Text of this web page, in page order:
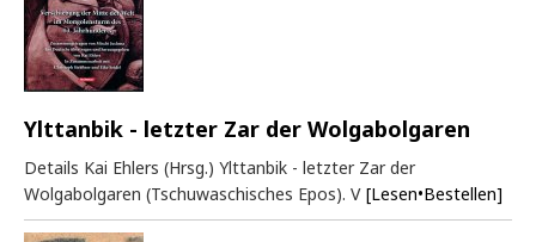
Ylttanbik - letzter Zar der Wolgabolgaren
Details Kai Ehlers (Hrsg.) Ylttanbik - letzter Zar der
Wolgabolgaren (Tschuwaschisches Epos). V [Lesen•Bestellen]